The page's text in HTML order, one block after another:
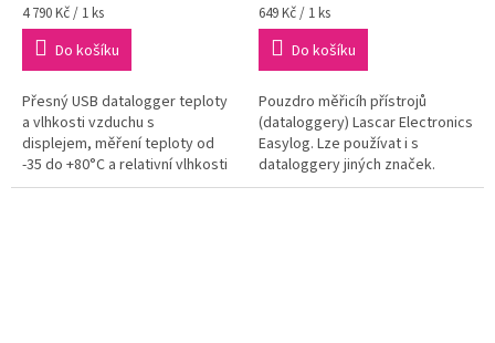
Měrná
cena:
4 790 Kč / 1 ks
Do košíku
Přesný USB datalogger teploty
a vlhkosti vzduchu s
displejem, měření teploty od
-35 do +80°C a relativní vlhkosti
vzduchu. Zvýšená přesnost
Měrná
cena:
649 Kč / 1 ks
Do košíku
Pouzdro měřicíh přístrojů
(dataloggery) Lascar Electronics
Easylog. Lze používat i s
dataloggery jiných značek.